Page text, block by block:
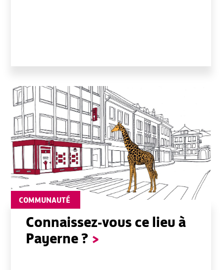
COMMUNAUTÉ
Connaissez-vous ce lieu à
Payerne ? >